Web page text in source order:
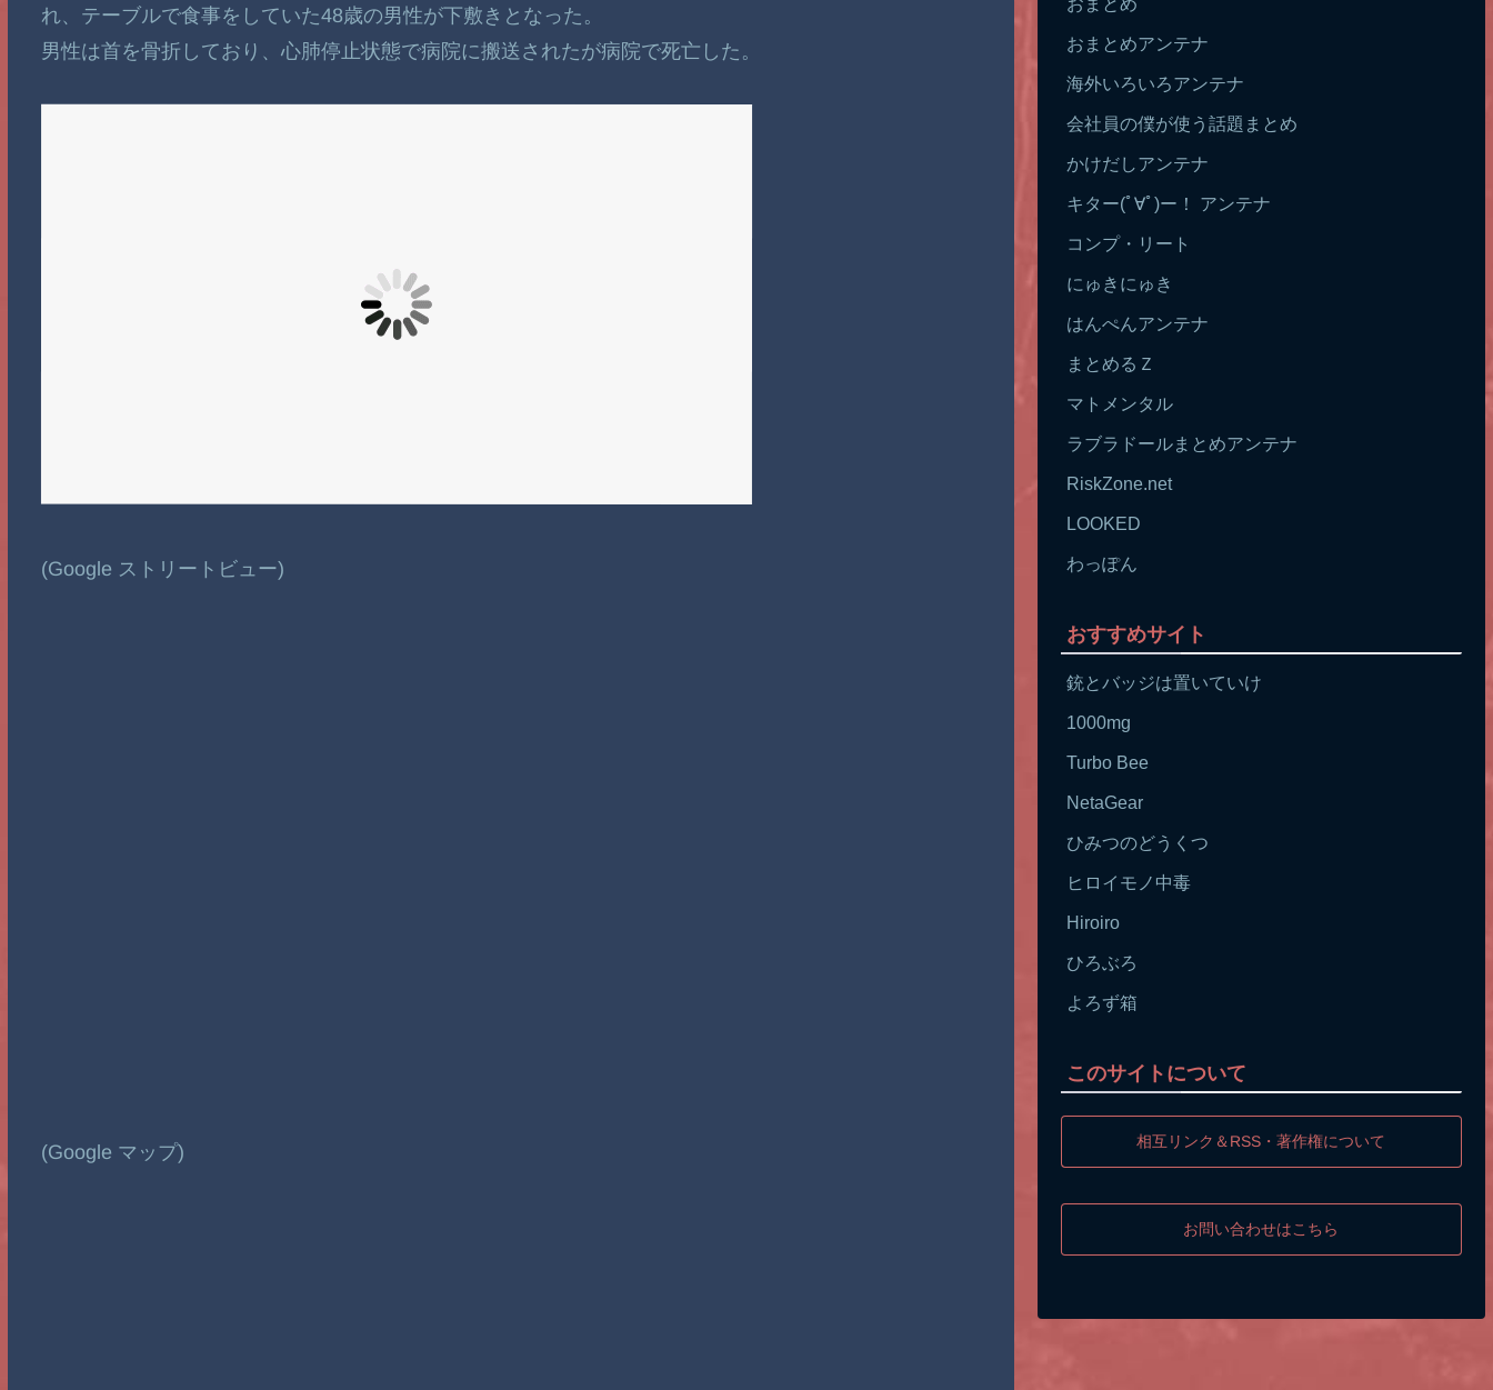
れ、テーブルで食事をしていた48歳の男性が下敷きとなった。
男性は首を骨折しており、心肺停止状態で病院に搬送されたが病院で死亡した。
(Google ストリートビュー)
(Google マップ)
おまとめアンテナ
海外いろいろアンテナ
会社員の僕が使う話題まとめ
かけだしアンテナ
キター(ﾟ∀ﾟ)ー！ アンテナ
コンプ・リート
にゅきにゅき
はんぺんアンテナ
まとめるＺ
マトメンタル
ラブラドールまとめアンテナ
RiskZone.net
LOOKED
わっぽん
おすすめサイト
銃とバッジは置いていけ
1000mg
Turbo Bee
NetaGear
ひみつのどうくつ
ヒロイモノ中毒
Hiroiro
ひろぶろ
よろず箱
このサイトについて
相互リンク＆RSS・著作権について
お問い合わせはこちら